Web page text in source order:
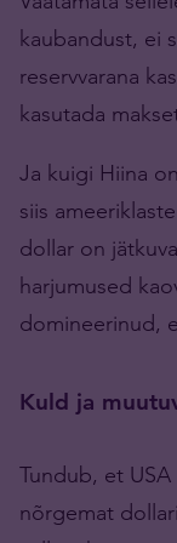
kaubandust, ei
reservvarana
kasutada
Ja kuigi Hiina
siis
dollar on
harjumused
domineerinud,
Kuld ja
Tundub, et
nõrgemat